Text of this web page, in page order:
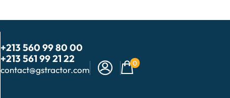
+213 560 99 80 00
+213 561 99 21 22
contact@gstractor.com
0